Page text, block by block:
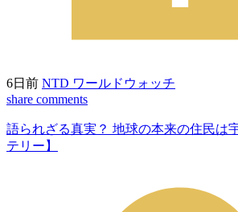
6日前 NTD ワールドウォッチ
share comments
語られざる真実？ 地球の本来の住民は
テリー】